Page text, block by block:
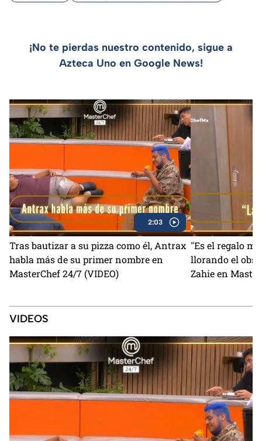
¡No te pierdas nuestro contenido, sigue a
Azteca Uno en Google News!
2:03
Tras bautizar a su pizza como él, Antrax
habla más de su primer nombre en
MasterChef 24/7 (VIDEO)
"Es el regalo
llorando el
Zahie en
VIDEOS